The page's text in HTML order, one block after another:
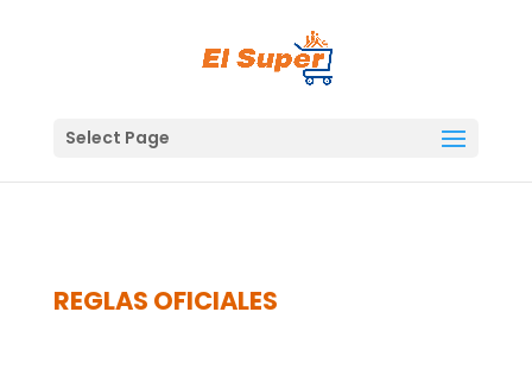
Select Page
REGLAS OFICIALES